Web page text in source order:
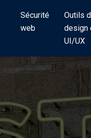
Sécurité
web
Outils
design
UI/UX